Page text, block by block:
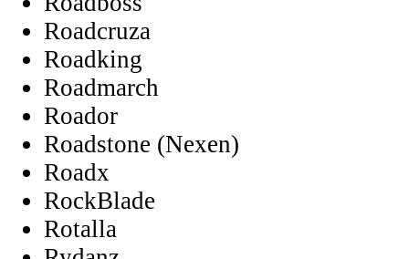
Roadcruza
Roadking
Roadmarch
Roador
Roadstone (Nexen)
Roadx
RockBlade
Rotalla